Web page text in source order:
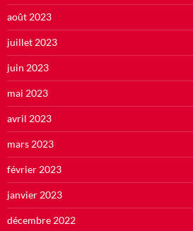
août 2023
juillet 2023
juin 2023
mai 2023
avril 2023
mars 2023
février 2023
janvier 2023
décembre 2022